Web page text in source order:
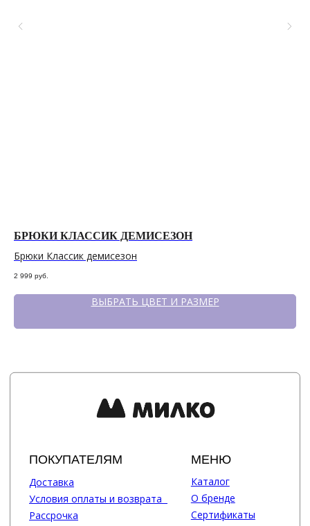
БРЮКИ КЛАССИК ДЕМИСЕЗОН
Брюки Классик демисезон
2 999 руб.
ВЫБРАТЬ ЦВЕТ И РАЗМЕР